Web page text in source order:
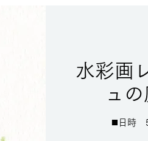
水彩画
ュ
◼️日時